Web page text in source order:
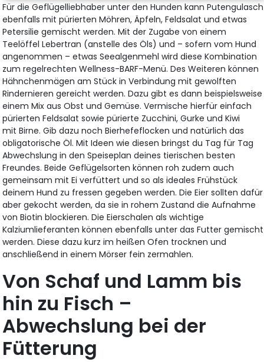
Für die Geflügelliebhaber unter den Hunden kann Putengulasch
ebenfalls mit pürierten Möhren, Äpfeln, Feldsalat und etwas
Petersilie gemischt werden. Mit der Zugabe von einem
Teelöffel Lebertran (anstelle des Öls) und – sofern vom Hund
angenommen – etwas Seealgenmehl wird diese Kombination
zum regelrechten Wellness-BARF-Menü. Des Weiteren können
Hähnchenmägen am Stück in Verbindung mit gewolften
Rindernieren gereicht werden. Dazu gibt es dann beispielsweise
einem Mix aus Obst und Gemüse. Vermische hierfür einfach
pürierten Feldsalat sowie pürierte Zucchini, Gurke und Kiwi
mit Birne. Gib dazu noch Bierhefeflocken und natürlich das
obligatorische Öl. Mit Ideen wie diesen bringst du Tag für Tag
Abwechslung in den Speiseplan deines tierischen besten
Freundes. Beide Geflügelsorten können roh zudem auch
gemeinsam mit Ei verfüttert und so als ideales Frühstück
deinem Hund zu fressen gegeben werden. Die Eier sollten dafür
aber gekocht werden, da sie in rohem Zustand die Aufnahme
von Biotin blockieren. Die Eierschalen als wichtige
Kalziumlieferanten können ebenfalls unter das Futter gemischt
werden. Diese dazu kurz im heißen Ofen trocknen und
anschließend in einem Mörser fein zermahlen.
Von Schaf und Lamm bis
hin zu Fisch –
Abwechslung bei der
Fütterung